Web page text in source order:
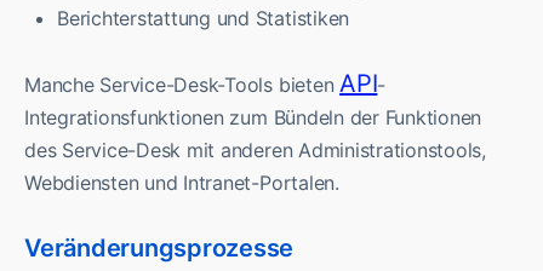
Berichterstattung und Statistiken
Manche Service-Desk-Tools bietenAPI-
Integrationsfunktionen zum Bündeln der Funktionen
des Service-Desk mit anderen Administrationstools,
Webdiensten und Intranet-Portalen.
Veränderungsprozesse